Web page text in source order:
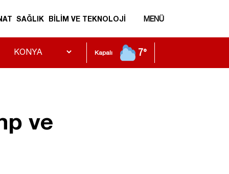
SAĞLIK BİLİM VE TEKNOLOJİ MENÜ
Kapalı 7°
ve